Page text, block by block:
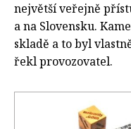
největší veřejně
a na Slovensku.
skladě a to byl
řekl provozovatel.